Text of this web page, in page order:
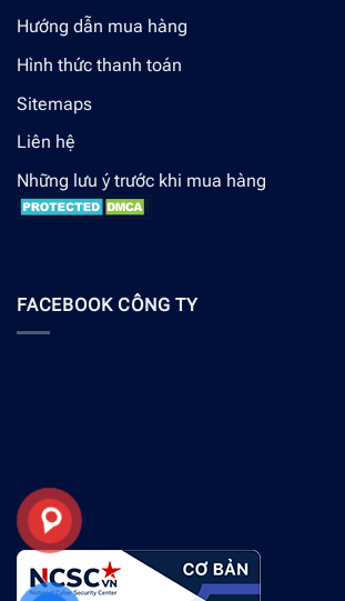
Hướng dẫn mua hàng
Hình thức thanh toán
Sitemaps
Liên hệ
Những lưu ý trước khi mua hàng
FACEBOOK CÔNG TY